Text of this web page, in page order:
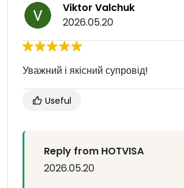
Viktor Valchuk
2026.05.20
Уважний і якісний супровід!
Useful
Reply from HOTVISA
2026.05.20